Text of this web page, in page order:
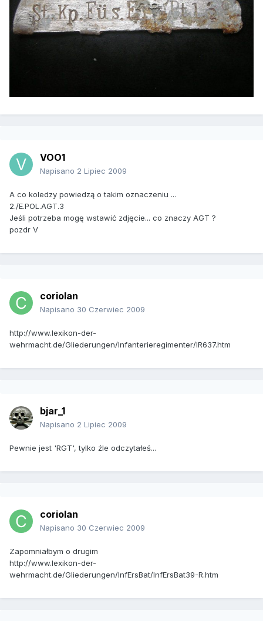
VOO1
Napisano 2 Lipiec 2009
A co koledzy powiedzą o takim oznaczeniu ...
2./E.POL.AGT.3
Jeśli potrzeba mogę wstawić zdjęcie... co znaczy AGT ?
pozdr V
coriolan
Napisano 30 Czerwiec 2009
http://www.lexikon-der-
wehrmacht.de/Gliederungen/Infanterieregimenter/IR637.htm
bjar_1
Napisano 2 Lipiec 2009
Pewnie jest 'RGT', tylko źle odczytałeś...
coriolan
Napisano 30 Czerwiec 2009
Zapomniałbym o drugim
http://www.lexikon-der-
wehrmacht.de/Gliederungen/InfErsBat/InfErsBat39-R.htm